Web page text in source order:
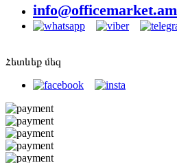
info@officemarket.am
Հետևեք մեզ